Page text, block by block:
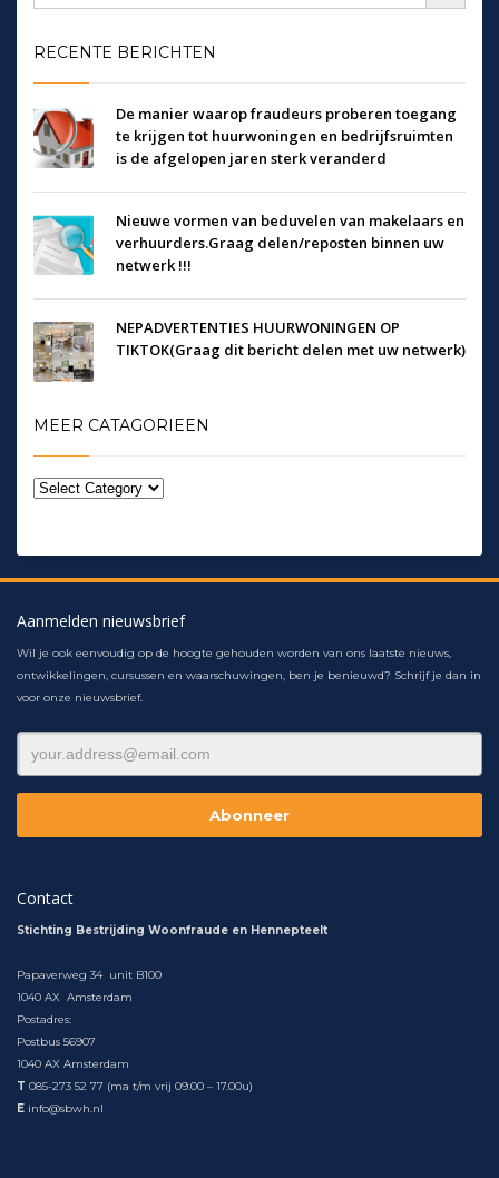
RECENTE BERICHTEN
De manier waarop fraudeurs proberen toegang
te krijgen tot huurwoningen en bedrijfsruimten
is de afgelopen jaren sterk veranderd
Nieuwe vormen van beduvelen van makelaars en
verhuurders.Graag delen/reposten binnen uw
netwerk !!!
NEPADVERTENTIES HUURWONINGEN OP
TIKTOK(Graag dit bericht delen met uw netwerk)
MEER CATAGORIEEN
Aanmelden nieuwsbrief
Wil je ook eenvoudig op de hoogte gehouden worden van ons laatste nieuws,
ontwikkelingen, cursussen en waarschuwingen, ben je benieuwd? Schrijf je dan in
voor onze nieuwsbrief.
Contact
Stichting Bestrijding Woonfraude en Hennepteelt
Papaverweg 34 unit B100
1040 AX Amsterdam
Postadres:
Postbus 56907
1040 AX Amsterdam
T 085-273 52 77 (ma t/m vrij 09.00 – 17.00u)
E info@sbwh.nl